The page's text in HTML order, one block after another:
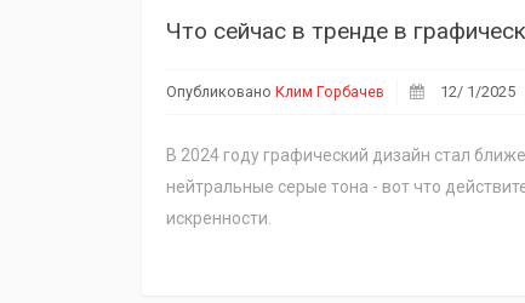
Что сейчас в тренде в
Опубликовано Клим Горбачев 12/ 1/2025
В 2024 году графический дизайн стал
нейтральные серые тона - вот что
искренности.